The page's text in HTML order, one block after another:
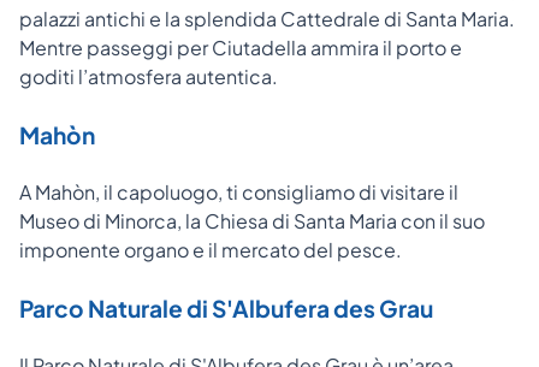
palazzi antichi e la splendida Cattedrale di Santa Maria.
Mentre passeggi per Ciutadella ammira il porto e
goditi l’atmosfera autentica.
Mahòn
A Mahòn, il capoluogo, ti consigliamo di visitare il
Museo di Minorca, la Chiesa di Santa Maria con il suo
imponente organo e il mercato del pesce.
Parco Naturale di S'Albufera des Grau